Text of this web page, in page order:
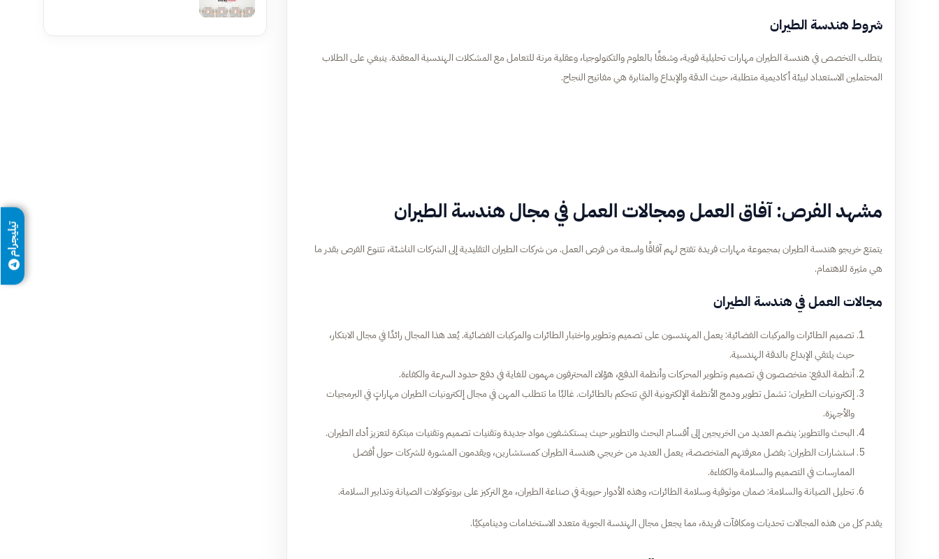
شروط هندسة الطيران
يتطلب التخصص في هندسة الطيران مهارات تحليلية قوية، وشغفًا بالعلوم والتكنولوجيا، وعقلية مرنة للتعامل مع المشكلات الهندسية المعقدة. ينبغي على الطلاب
المحتملين الاستعداد لبيئة أكاديمية متطلبة، حيث الدقة والإبداع والمثابرة هي مفاتيح النجاح.
مشهد الفرص: آفاق العمل ومجالات العمل في مجال هندسة الطيران
يتمتع خريجو هندسة الطيران بمجموعة مهارات فريدة تفتح لهم آفاقًا واسعة من فرص العمل. من شركات الطيران التقليدية إلى الشركات الناشئة، تتنوع الفرص بقدر ما
هي مثيرة للاهتمام.
مجالات العمل في هندسة الطيران
تصميم الطائرات والمركبات الفضائية: يعمل المهندسون على تصميم وتطوير واختبار الطائرات والمركبات الفضائية. يُعد هذا المجال رائدًا في مجال الابتكار،
حيث يلتقي الإبداع بالدقة الهندسية.
أنظمة الدفع: متخصصون في تصميم وتطوير المحركات وأنظمة الدفع، هؤلاء المحترفون مهمون للغاية في دفع حدود السرعة والكفاءة.
إلكترونيات الطيران: تشمل تطوير ودمج الأنظمة الإلكترونية التي تتحكم بالطائرات. غالبًا ما تتطلب المهن في مجال إلكترونيات الطيران مهاراتٍ في البرمجيات
والأجهزة.
البحث والتطوير: ينضم العديد من الخريجين إلى أقسام البحث والتطوير حيث يستكشفون مواد جديدة وتقنيات تصميم وتقنيات مبتكرة لتعزيز أداء الطيران.
استشارات الطيران: بفضل معرفتهم المتخصصة، يعمل العديد من خريجي هندسة الطيران كمستشارين، ويقدمون المشورة للشركات حول أفضل
الممارسات في التصميم والسلامة والكفاءة.
تحليل الصيانة والسلامة: ضمان موثوقية وسلامة الطائرات، وهذه الأدوار حيوية في صناعة الطيران، مع التركيز على بروتوكولات الصيانة وتدابير السلامة.
يقدم كل من هذه المجالات تحديات ومكافآت فريدة، مما يجعل مجال الهندسة الجوية متعدد الاستخدامات وديناميكيًا.
تيليجرام